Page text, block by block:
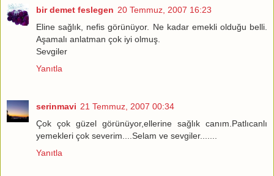
bir demet feslegen 20 Temmuz, 2007 16:23
Eline sağlık, nefis görünüyor. Ne kadar emekli olduğu belli.
Aşamalı anlatman çok iyi olmuş.
Sevgiler
Yanıtla
serinmavi 21 Temmuz, 2007 00:34
Çok çok güzel görünüyor,ellerine sağlık canım.Patlıcanlı
yemekleri çok severim....Selam ve sevgiler.......
Yanıtla